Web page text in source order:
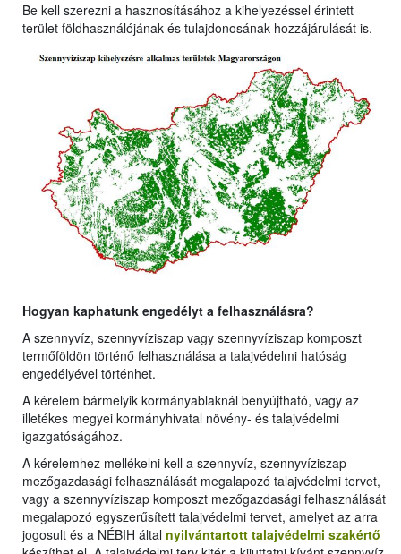
Be kell szerezni a hasznosításához a kihelyezéssel érintett
terület földhasználójának és tulajdonosának hozzájárulását is.
Hogyan kaphatunk engedélyt a felhasználásra?
A szennyvíz, szennyvíziszap vagy szennyvíziszap komposzt
termőföldön történő felhasználása a talajvédelmi hatóság
engedélyével történhet.
A kérelem bármelyik kormányablaknál benyújtható, vagy az
illetékes megyei kormányhivatal növény- és talajvédelmi
igazgatóságához.
A kérelemhez mellékelni kell a szennyvíz, szennyvíziszap
mezőgazdasági felhasználását megalapozó talajvédelmi tervet,
vagy a szennyvíziszap komposzt mezőgazdasági felhasználását
megalapozó egyszerűsített talajvédelmi tervet, amelyet az arra
jogosult és a NÉBIH által nyilvántartott talajvédelmi szakértő